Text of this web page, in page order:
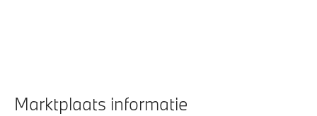
Marktplaats informatie